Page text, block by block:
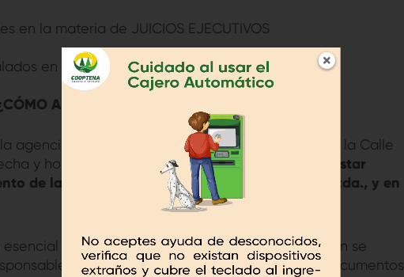
en la materia de JUICIOS EJECUTIVOS
en esta base.
APLICAR?
agencia Matriz de la Ciudad de Tena, ubicada en la Calle
y hora señalada en el cronograma,
debiendo estar
de la Cooperativa De Ahorro y Crédito Tena Ltda., y en
de las propuestas del proceso de selección se
de la exactitud y veracidad de dichos documentos.